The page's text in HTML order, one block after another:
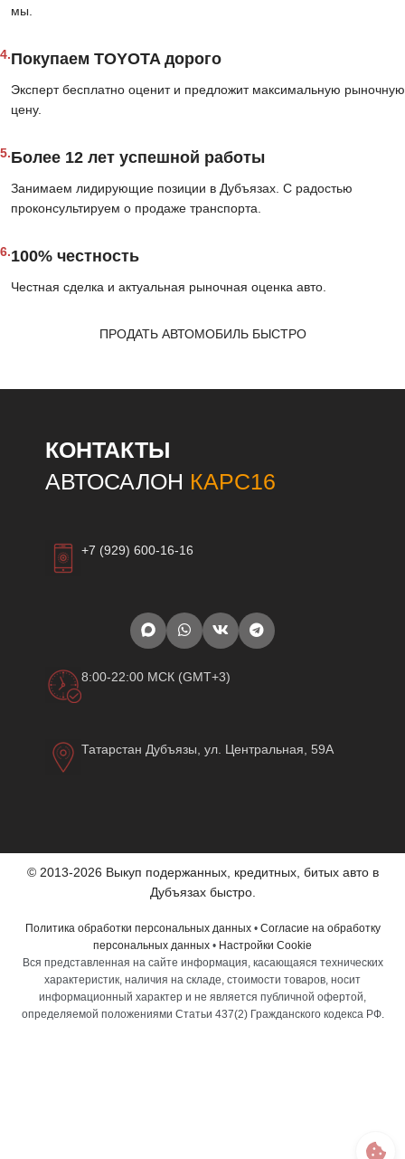
мы.
4.Покупаем TOYOTA дорого
Эксперт бесплатно оценит и предложит максимальную рыночную
цену.
5.Более 12 лет успешной работы
Занимаем лидирующие позиции в Дубъязах. С радостью
проконсультируем о продаже транспорта.
6.100% честность
Честная сделка и актуальная рыночная оценка авто.
ПРОДАТЬ АВТОМОБИЛЬ БЫСТРО
КОНТАКТЫ
АВТОСАЛОН КАРС16
+7 (929) 600-16-16
8:00-22:00 МСК (GMT+3)
Татарстан Дубъязы, ул. Центральная, 59А
© 2013-2026 Выкуп подержанных, кредитных, битых авто в
Дубъязах быстро.
Политика обработки персональных данных• Согласие на обработку
персональных данных • Настройки Cookie
Вся представленная на сайте информация, касающаяся технических
характеристик, наличия на складе, стоимости товаров, носит
информационный характер и не является публичной офертой,
определяемой положениями Статьи 437(2) Гражданского кодекса РФ.